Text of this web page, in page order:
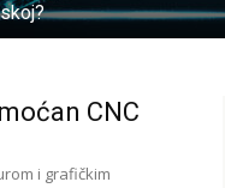
CNC
i grafičkim